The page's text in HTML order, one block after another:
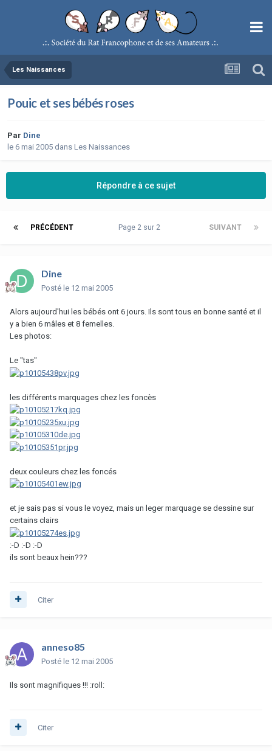
Les Naissances
Pouic et ses bébés roses
Par Dine
le 6 mai 2005 dans Les Naissances
Répondre à ce sujet
PRÉCÉDENT SUIVANT
Page 2 sur 2
Dine
Posté le 12 mai 2005
Alors aujourd'hui les bébés ont 6 jours. Ils sont tous en bonne santé et il
y a bien 6 mâles et 8 femelles.
Les photos:
Le "tas"
les différents marquages chez les foncès
deux couleurs chez les foncés
et je sais pas si vous le voyez, mais un leger marquage se dessine sur
certains clairs
:-D :-D :-D
ils sont beaux hein???
Citer
anneso85
Posté le 12 mai 2005
Ils sont magnifiques !!! :roll:
Citer